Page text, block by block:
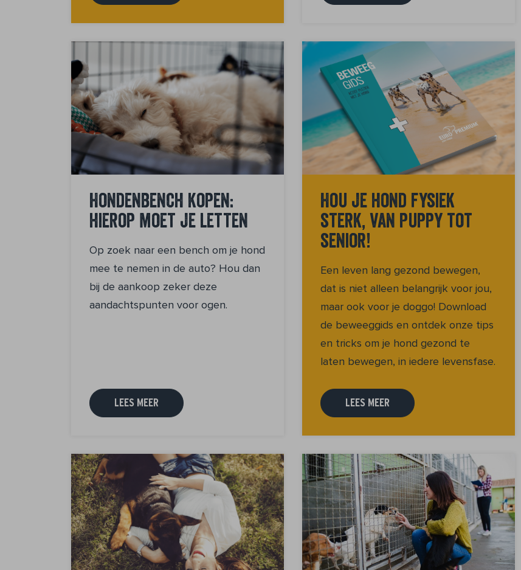
Hondenbench kopen:
hierop moet je letten
Op zoek naar een bench om je hond
mee te nemen in de auto? Hou dan
bij de aankoop zeker deze
aandachtspunten voor ogen.
LEES MEER
Hou je hond fysiek
sterk, van puppy tot
senior!
Een leven lang gezond bewegen,
dat is niet alleen belangrijk voor jou,
maar ook voor je doggo! Download
de beweeggids en ontdek onze tips
en tricks om je hond gezond te
laten bewegen, in iedere levensfase.
LEES MEER